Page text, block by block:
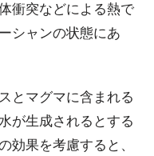
衝突などによる熱で
シャンの状態にあ
とマグマに含まれる
が生成されるとする
効果を考慮すると、